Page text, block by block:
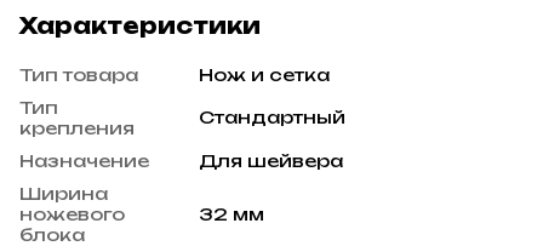
Характеристики
Тип товара
Нож и сетка
Тип
крепления
Стандартный
Назначение
Для шейвера
Ширина
ножевого
блока
32 мм